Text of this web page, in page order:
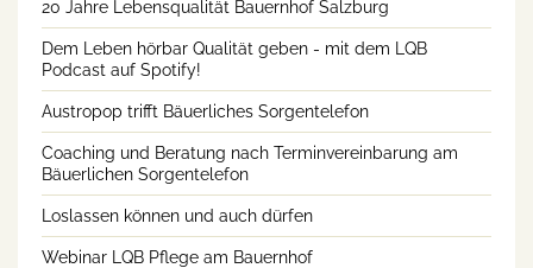
20 Jahre Lebensqualität Bauernhof Salzburg
Dem Leben hörbar Qualität geben - mit dem LQB
Podcast auf Spotify!
Austropop trifft Bäuerliches Sorgentelefon
Coaching und Beratung nach Terminvereinbarung am
Bäuerlichen Sorgentelefon
Loslassen können und auch dürfen
Webinar LQB Pflege am Bauernhof